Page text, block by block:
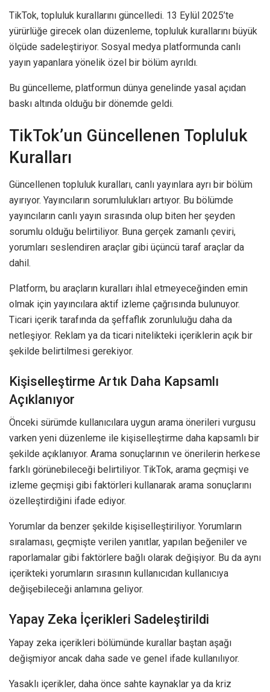
TikTok, topluluk kurallarını güncelledi. 13 Eylül 2025’te
yürürlüğe girecek olan düzenleme, topluluk kurallarını büyük
ölçüde sadeleştiriyor. Sosyal medya platformunda canlı
yayın yapanlara yönelik özel bir bölüm ayrıldı.
Bu güncelleme, platformun dünya genelinde yasal açıdan
baskı altında olduğu bir dönemde geldi.
TikTok’un Güncellenen Topluluk
Kuralları
Güncellenen topluluk kuralları, canlı yayınlara ayrı bir bölüm
ayırıyor. Yayıncıların sorumlulukları artıyor. Bu bölümde
yayıncıların canlı yayın sırasında olup biten her şeyden
sorumlu olduğu belirtiliyor. Buna gerçek zamanlı çeviri,
yorumları seslendiren araçlar gibi üçüncü taraf araçlar da
dahil.
Platform, bu araçların kuralları ihlal etmeyeceğinden emin
olmak için yayıncılara aktif izleme çağrısında bulunuyor.
Ticari içerik tarafında da şeffaflık zorunluluğu daha da
netleşiyor. Reklam ya da ticari nitelikteki içeriklerin açık bir
şekilde belirtilmesi gerekiyor.
Kişiselleştirme Artık Daha Kapsamlı
Açıklanıyor
Önceki sürümde kullanıcılara uygun arama önerileri vurgusu
varken yeni düzenleme ile kişiselleştirme daha kapsamlı bir
şekilde açıklanıyor. Arama sonuçlarının ve önerilerin herkese
farklı görünebileceği belirtiliyor. TikTok, arama geçmişi ve
izleme geçmişi gibi faktörleri kullanarak arama sonuçlarını
özelleştirdiğini ifade ediyor.
Yorumlar da benzer şekilde kişiselleştiriliyor. Yorumların
sıralaması, geçmişte verilen yanıtlar, yapılan beğeniler ve
raporlamalar gibi faktörlere bağlı olarak değişiyor. Bu da aynı
içerikteki yorumların sırasının kullanıcıdan kullanıcıya
değişebileceği anlamına geliyor.
Yapay Zeka İçerikleri Sadeleştirildi
Yapay zeka içerikleri bölümünde kurallar baştan aşağı
değişmiyor ancak daha sade ve genel ifade kullanılıyor.
Yasaklı içerikler, daha önce sahte kaynaklar ya da kriz